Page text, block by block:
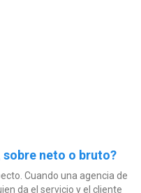
neto o bruto?
Cuando una agencia de
da el servicio y el cliente